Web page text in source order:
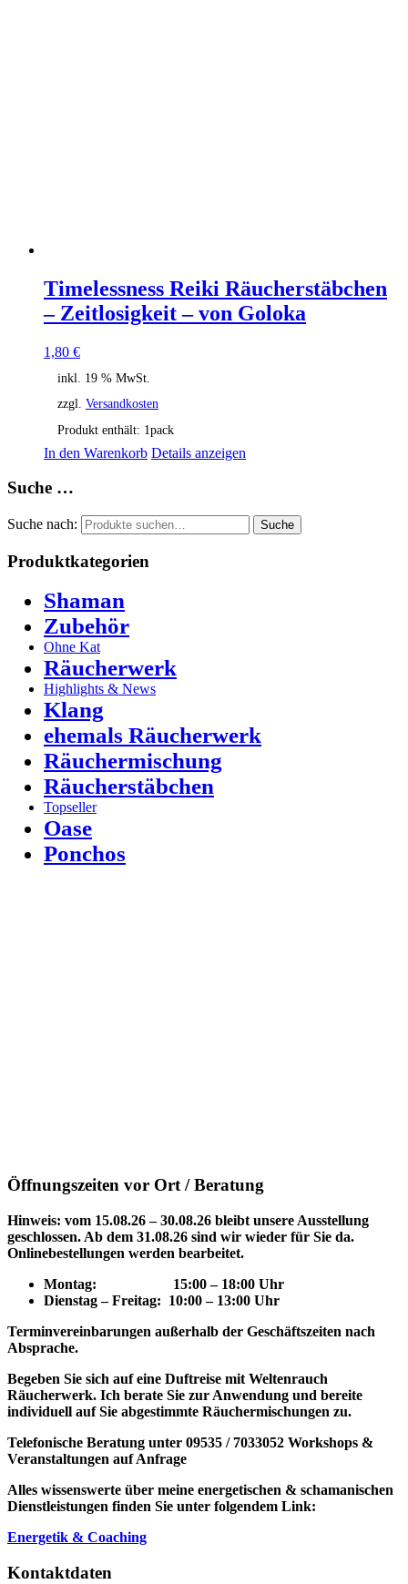
Timelessness Reiki Räucherstäbchen
– Zeitlosigkeit – von Goloka
1,80 €
inkl. 19 % MwSt.
zzgl. Versandkosten
Produkt enthält: 1pack
In den Warenkorb Details anzeigen
Suche …
Suche nach: Suche
Produktkategorien
Shaman
Zubehör
Ohne Kat
Räucherwerk
Highlights & News
Klang
ehemals Räucherwerk
Räuchermischung
Räucherstäbchen
Topseller
Oase
Ponchos
Öffnungszeiten vor Ort / Beratung
Hinweis: vom 15.08.26 – 30.08.26 bleibt unsere Ausstellung
geschlossen. Ab dem 31.08.26 sind wir wieder für Sie da.
Onlinebestellungen werden bearbeitet.
Montag: 15:00 – 18:00 Uhr
Dienstag – Freitag: 10:00 – 13:00 Uhr
Terminvereinbarungen außerhalb der Geschäftszeiten nach
Absprache.
Begeben Sie sich auf eine Duftreise mit Weltenrauch
Räucherwerk. Ich berate Sie zur Anwendung und bereite
individuell auf Sie abgestimmte Räuchermischungen zu.
Telefonische Beratung unter 09535 / 7033052 Workshops &
Veranstaltungen auf Anfrage
Alles wissenswerte über meine energetischen & schamanischen
Dienstleistungen finden Sie unter folgendem Link:
Energetik & Coaching
Kontaktdaten